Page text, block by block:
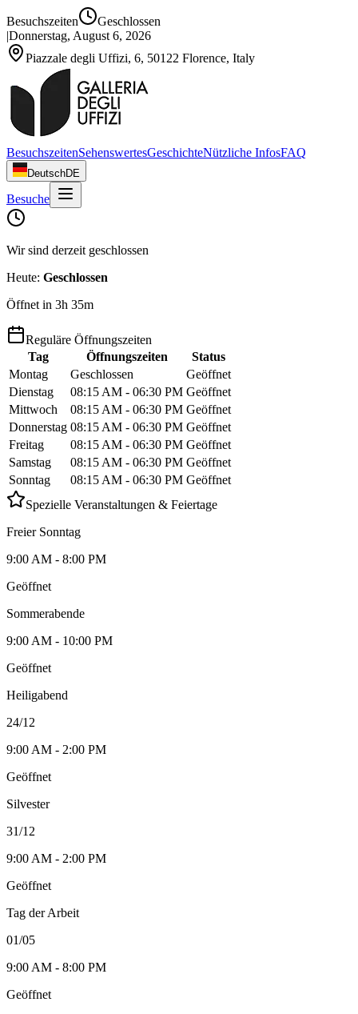
Besuchszeiten
Geschlossen
|Donnerstag, August 6, 2026
Piazzale degli Uffizi, 6, 50122 Florence, Italy
BesuchszeitenSehenswertesGeschichteNützliche InfosFAQ
DeutschDE
Besuche
Wir sind derzeit geschlossen
Heute: Geschlossen
Öffnet in 3h 35m
Reguläre Öffnungszeiten
Tag
Öffnungszeiten
Status
Montag
Geschlossen
Geöffnet
Dienstag
08:15 AM - 06:30 PM Geöffnet
Mittwoch
08:15 AM - 06:30 PM Geöffnet
Donnerstag 08:15 AM - 06:30 PM Geöffnet
Freitag
08:15 AM - 06:30 PM Geöffnet
Samstag
08:15 AM - 06:30 PM Geöffnet
Sonntag
08:15 AM - 06:30 PM Geöffnet
Spezielle Veranstaltungen & Feiertage
Freier Sonntag
9:00 AM - 8:00 PM
Geöffnet
Sommerabende
9:00 AM - 10:00 PM
Geöffnet
Heiligabend
24/12
9:00 AM - 2:00 PM
Geöffnet
Silvester
31/12
9:00 AM - 2:00 PM
Geöffnet
Tag der Arbeit
01/05
9:00 AM - 8:00 PM
Geöffnet